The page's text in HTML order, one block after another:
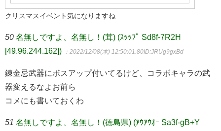
クリスマスイベント気になりますね
50 名無しですよ、名無し！(茸) (ｽｯｯﾌﾟ Sd8f-7R2H
[49.96.244.162])
：2022/12/08(木) 12:50:01.80ID:JRUg9gxBd
錬金忌武器にボスアップ付いてるけど、コラボキャラの武
器変えるなよお前ら
コメにも書いておくわ
51 名無しですよ、名無し！(徳島県) (ｱｳｱｳｵｰ Sa3f-gB+Y